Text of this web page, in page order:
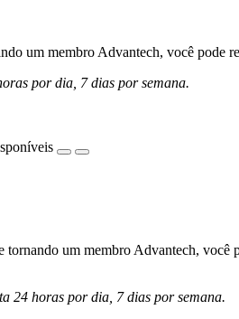
um membro Advantech, você pode
por dia, 7 dias por semana.
um membro Advantech, você
24 horas por dia, 7 dias por semana.